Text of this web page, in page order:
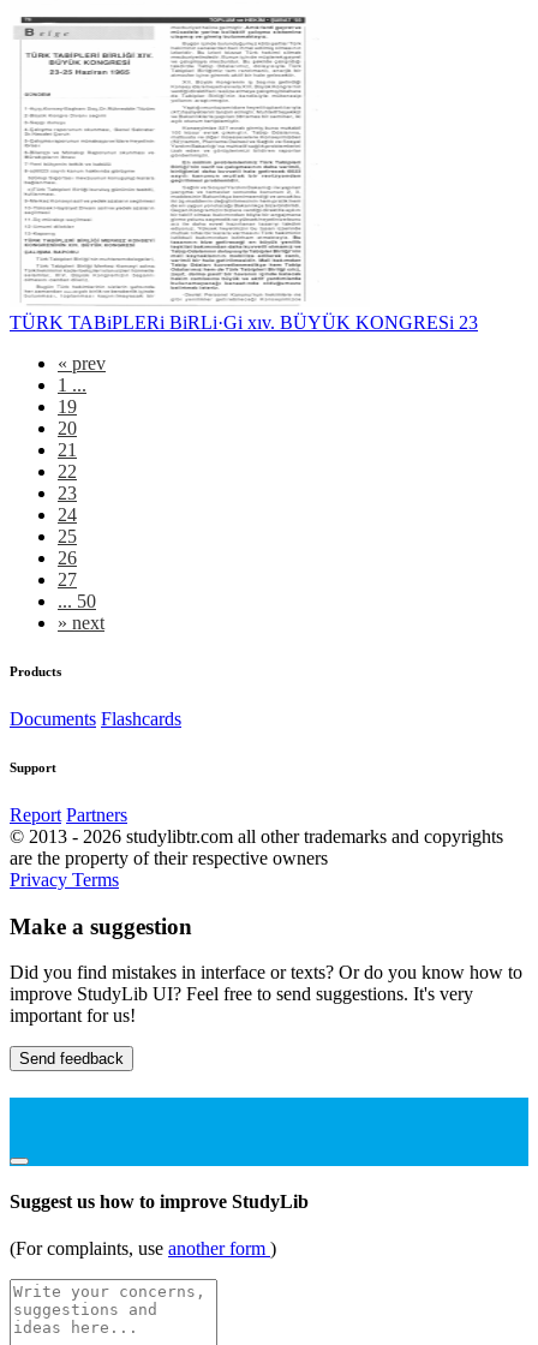
TÜRK TABiPLERi BiRLi·Gi xıv. BÜYÜK KONGRESi 23
« prev
1 ...
19
20
21
22
23
24
25
26
27
... 50
» next
Products
Documents Flashcards
Support
Report Partners
© 2013 - 2026 studylibtr.com all other trademarks and copyrights
are the property of their respective owners
Privacy Terms
Make a suggestion
Did you find mistakes in interface or texts? Or do you know how to
improve StudyLib UI? Feel free to send suggestions. It's very
important for us!
Send feedback
Suggest us how to improve StudyLib
(For complaints, use another form )